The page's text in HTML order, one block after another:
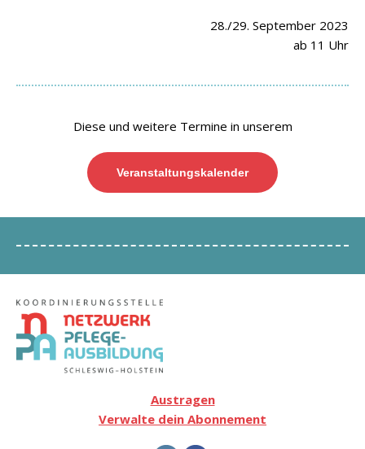
28./29. September 2023
ab 11 Uhr
Diese und weitere Termine in unserem
Veranstaltungskalender
Austragen
Verwalte dein Abonnement